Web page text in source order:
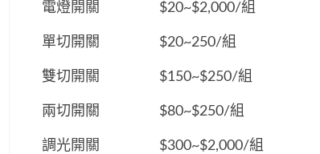
電燈開關 $20~$2,000/組
單切開關 $20~250/組
雙切開關 $150~$250/組
兩切開關 $80~$250/組
調光開關 $300~$2,000/組